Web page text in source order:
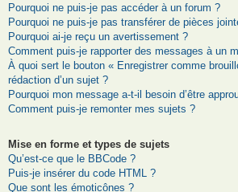
Pourquoi ne puis-je pas accéder à un forum ?
Pourquoi ne puis-je pas transférer de pièces
Pourquoi ai-je reçu un avertissement ?
Comment puis-je rapporter des messages à un
À quoi sert le bouton « Enregistrer comme
rédaction d’un sujet ?
Pourquoi mon message a-t-il besoin d’être
Comment puis-je remonter mes sujets ?
Mise en forme et types de sujets
Qu’est-ce que le BBCode ?
Puis-je insérer du code HTML ?
Que sont les émoticônes ?